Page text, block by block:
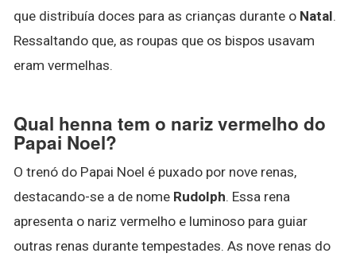
que distribuía doces para as crianças durante o Natal.
Ressaltando que, as roupas que os bispos usavam
eram vermelhas.
Qual henna tem o nariz vermelho do
Papai Noel?
O trenó do Papai Noel é puxado por nove renas,
destacando-se a de nome Rudolph. Essa rena
apresenta o nariz vermelho e luminoso para guiar
outras renas durante tempestades. As nove renas do